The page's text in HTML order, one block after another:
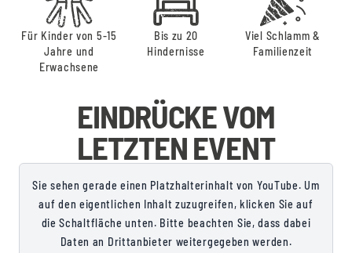
Für Kinder von 5-15
Jahre und
Erwachsene
Bis zu 20
Hindernisse
Viel Schlamm &
Familienzeit
EINDRÜCKE VOM
LETZTEN EVENT
Sie sehen gerade einen Platzhalterinhalt von YouTube. Um
auf den eigentlichen Inhalt zuzugreifen, klicken Sie auf
die Schaltfläche unten. Bitte beachten Sie, dass dabei
Daten an Drittanbieter weitergegeben werden.